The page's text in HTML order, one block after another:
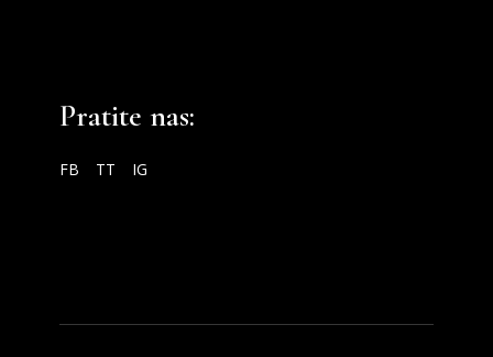
Pratite nas:
FB TT IG